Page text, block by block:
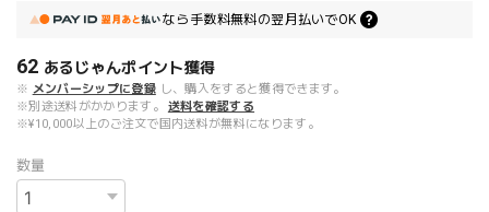
なら 手数料無料の翌月払いでOK
62 あるじゃんポイント獲得
※ メンバーシップに登録 し、購入をすると獲得できます。
※別途送料がかかります。
送料を確認する
※¥10,000以上のご注文で国内送料が無料になります。
数量